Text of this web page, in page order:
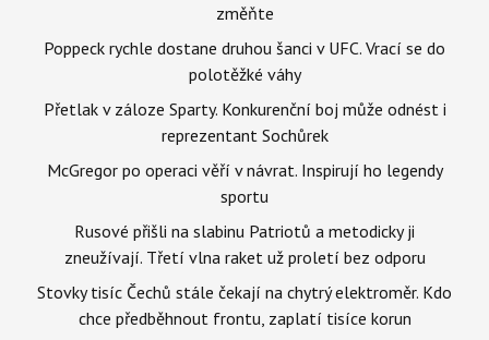
změňte
Poppeck rychle dostane druhou šanci v UFC. Vrací se do
polotěžké váhy
Přetlak v záloze Sparty. Konkurenční boj může odnést i
reprezentant Sochůrek
McGregor po operaci věří v návrat. Inspirují ho legendy
sportu
Rusové přišli na slabinu Patriotů a metodicky ji
zneužívají. Třetí vlna raket už proletí bez odporu
Stovky tisíc Čechů stále čekají na chytrý elektroměr. Kdo
chce předběhnout frontu, zaplatí tisíce korun